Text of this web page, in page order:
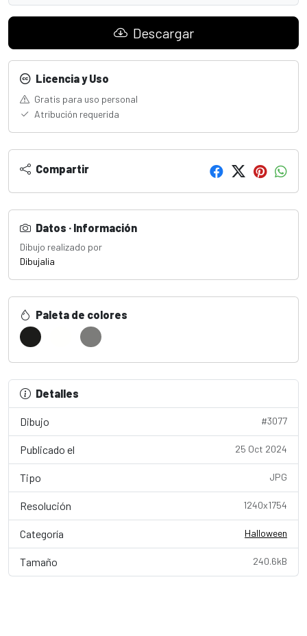
Descargar
Licencia y Uso
Gratis para uso personal
Atribución requerida
Compartir
Datos · Información
Dibujo realizado por
Dibujalia
Paleta de colores
Detalles
Dibujo #3077
Publicado el 25 Oct 2024
Tipo JPG
Resolución 1240x1754
Categoría Halloween
Tamaño 240.6kB